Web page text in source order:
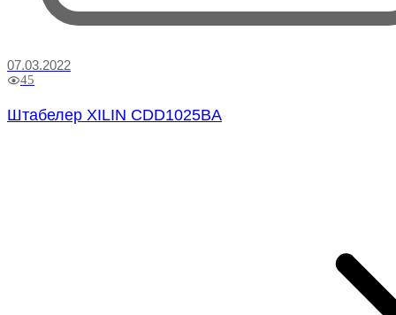
07.03.2022
45
Штабелер XILIN CDD1025BA